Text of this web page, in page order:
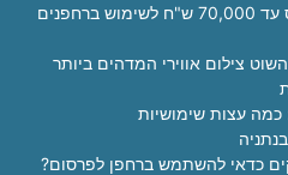
משרד התקשורת קבע קנס עד 70,000 ש"ח לשימוש ברחפנים
כמה עצות שימושיות
כדאי להשתמש ברחפן לפרסום?